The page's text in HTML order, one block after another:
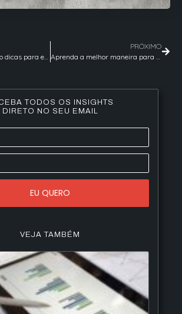
PRÓXIMO
TODOS OS INSIGHTS
DIRETO NO SEU EMAIL
EU QUERO
VEJA TAMBÉM